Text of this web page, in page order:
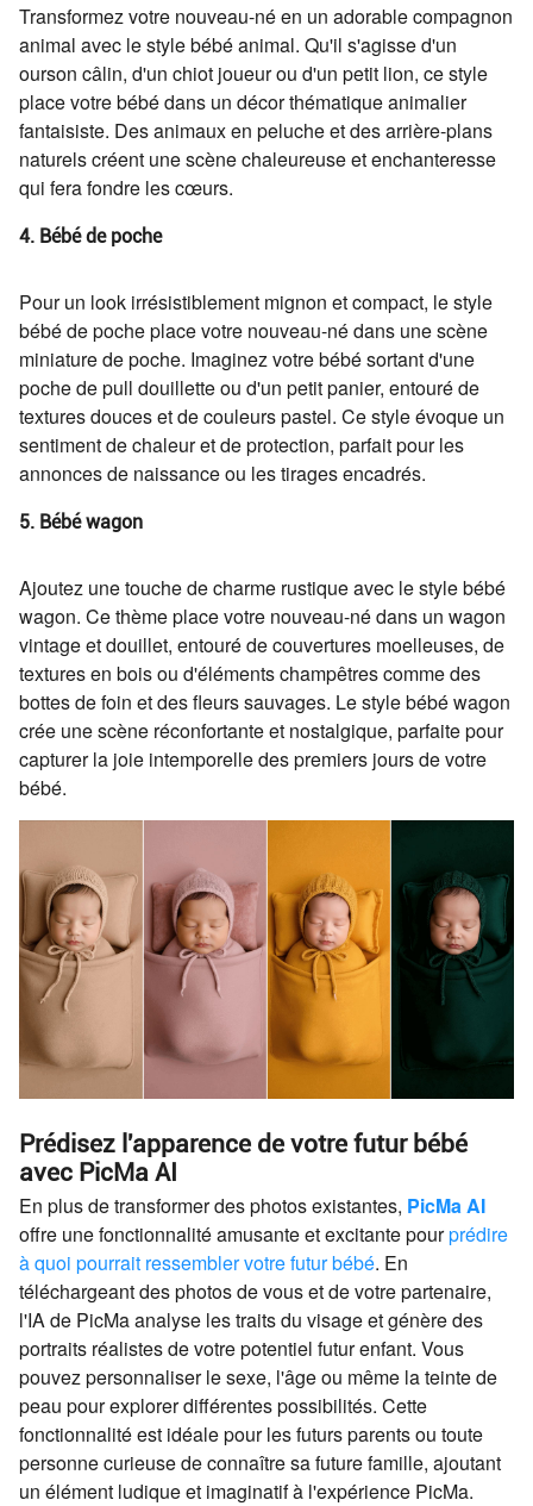
Transformez votre nouveau-né en un adorable compagnon
animal avec le style bébé animal. Qu'il s'agisse d'un
ourson câlin, d'un chiot joueur ou d'un petit lion, ce style
place votre bébé dans un décor thématique animalier
fantaisiste. Des animaux en peluche et des arrière-plans
naturels créent une scène chaleureuse et enchanteresse
qui fera fondre les cœurs.
4. Bébé de poche
Pour un look irrésistiblement mignon et compact, le style
bébé de poche place votre nouveau-né dans une scène
miniature de poche. Imaginez votre bébé sortant d'une
poche de pull douillette ou d'un petit panier, entouré de
textures douces et de couleurs pastel. Ce style évoque un
sentiment de chaleur et de protection, parfait pour les
annonces de naissance ou les tirages encadrés.
5. Bébé wagon
Ajoutez une touche de charme rustique avec le style bébé
wagon. Ce thème place votre nouveau-né dans un wagon
vintage et douillet, entouré de couvertures moelleuses, de
textures en bois ou d'éléments champêtres comme des
bottes de foin et des fleurs sauvages. Le style bébé wagon
crée une scène réconfortante et nostalgique, parfaite pour
capturer la joie intemporelle des premiers jours de votre
bébé.
Prédisez l'apparence de votre futur bébé
avec PicMa AI
En plus de transformer des photos existantes, PicMa AI
offre une fonctionnalité amusante et excitante pourprédire
à quoi pourrait ressembler votre futur bébé. En
téléchargeant des photos de vous et de votre partenaire,
l'IA de PicMa analyse les traits du visage et génère des
portraits réalistes de votre potentiel futur enfant. Vous
pouvez personnaliser le sexe, l'âge ou même la teinte de
peau pour explorer différentes possibilités. Cette
fonctionnalité est idéale pour les futurs parents ou toute
personne curieuse de connaître sa future famille, ajoutant
un élément ludique et imaginatif à l'expérience PicMa.